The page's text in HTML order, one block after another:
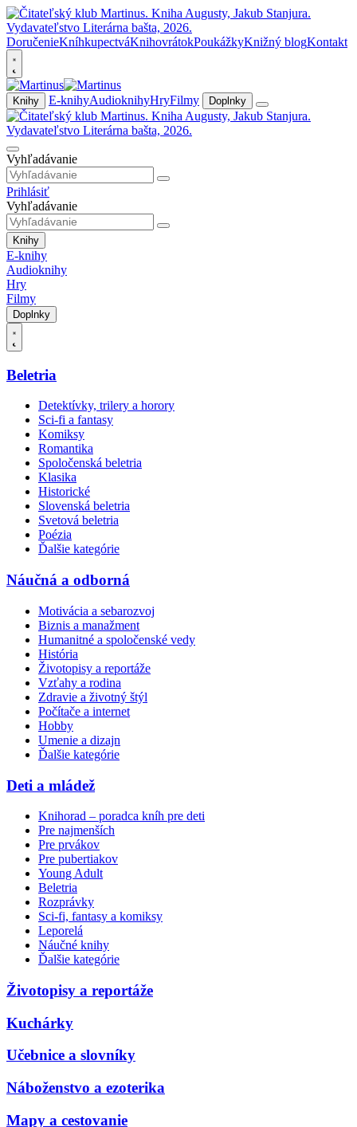
DoručenieKníhkupectváKnihovrátokPoukážkyKnižný blogKontakt
Knihy E-knihyAudioknihyHryFilmy Doplnky
Vyhľadávanie
Prihlásiť
Vyhľadávanie
Knihy
E-knihy
Audioknihy
Hry
Filmy
Doplnky
Beletria
Detektívky, trilery a horory
Sci-fi a fantasy
Komiksy
Romantika
Spoločenská beletria
Klasika
Historické
Slovenská beletria
Svetová beletria
Poézia
Ďalšie kategórie
Náučná a odborná
Motivácia a sebarozvoj
Biznis a manažment
Humanitné a spoločenské vedy
História
Životopisy a reportáže
Vzťahy a rodina
Zdravie a životný štýl
Počítače a internet
Hobby
Umenie a dizajn
Ďalšie kategórie
Deti a mládež
Knihorad – poradca kníh pre deti
Pre najmenších
Pre prvákov
Pre pubertiakov
Young Adult
Beletria
Rozprávky
Sci-fi, fantasy a komiksy
Leporelá
Náučné knihy
Ďalšie kategórie
Životopisy a reportáže
Kuchárky
Učebnice a slovníky
Náboženstvo a ezoterika
Mapy a cestovanie